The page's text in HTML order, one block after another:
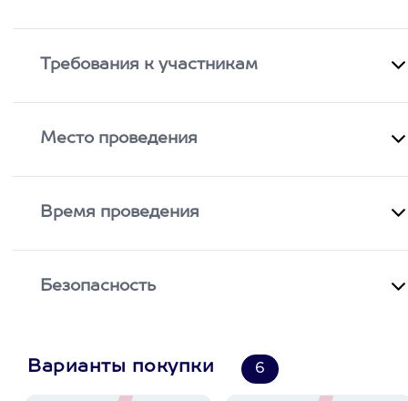
Требования к участникам
Место проведения
Время проведения
Безопасность
Варианты покупки 6